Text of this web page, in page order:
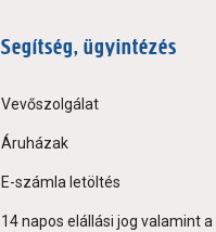
Segítség, ügyintézés
Vevőszolgálat
Áruházak
E-számla letöltés
14 napos elállási jog valamint a